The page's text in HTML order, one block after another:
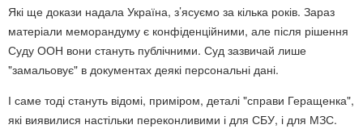
Які ще докази надала Україна, з’ясуємо за кілька років. Зараз
матеріали меморандуму є конфіденційними, але після рішення
Суду ООН вони стануть публічними. Суд зазвичай лише
"замальовує" в документах деякі персональні дані.
І саме тоді стануть відомі, приміром, деталі "справи Геращенка",
які виявилися настільки переконливими і для СБУ, і для МЗС.